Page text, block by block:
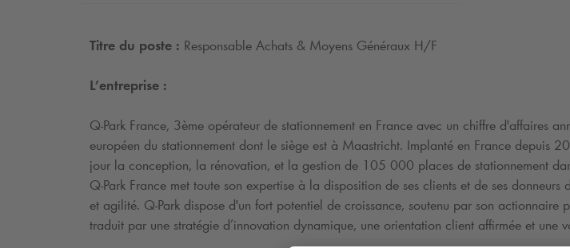
Titre du poste : Responsable Achats & Moyens Généraux H/F
L’entreprise :
Q-Park France, 3ème opérateur de stationnement en France avec un chiffre d'affaires
européen du stationnement dont le siège est à Maastricht. Implanté en France depuis
jour la conception, la rénovation, et la gestion de 105 000 places de stationnement
Q-Park France met toute son expertise à la disposition de ses clients et de ses
et agilité. Q-Park dispose d'un fort potentiel de croissance, soutenu par son actionnaire
traduit par une stratégie d’innovation dynamique, une orientation client affirmée et une